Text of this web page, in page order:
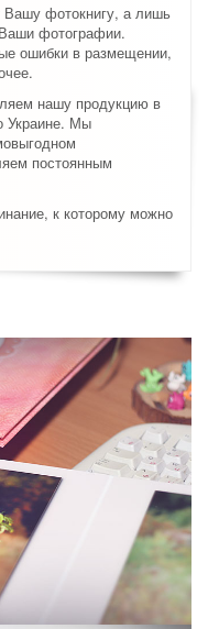
фотокнигу, а лишь
фотографии.
ошибки в размещении,
нашу продукцию в
Украине. Мы
постоянным
к которому можно